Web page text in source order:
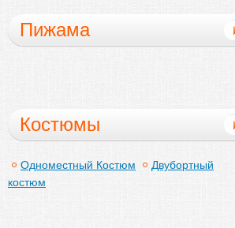
Пижама
Костюмы
Одноместный Костюм
Двубортный
костюм